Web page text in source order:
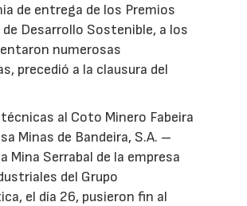
de entrega de los Premios
Desarrollo Sostenible, a los
numerosas
precedió a la clausura del
al Coto Minero Fabeira
Minas de Bandeira, S.A. –
Mina Serrabal de la empresa
del Grupo
el día 26, pusieron fin al